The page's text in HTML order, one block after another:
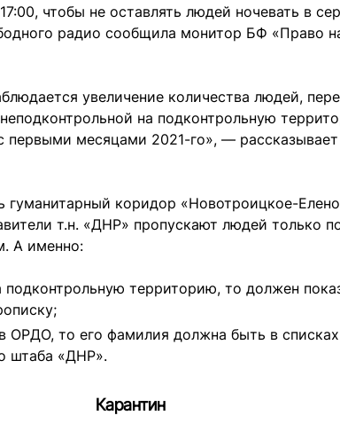
чтобы не оставлять людей ночевать в
радио сообщила монитор БФ «Право
увеличение количества людей,
на подконтрольную
первыми месяцами 2021-го», — рассказывает
гуманитарный коридор «Новотроицкое-
т.н. «ДНР» пропускают людей только
А именно:
подконтрольную территорию, то должен
ОРДО, то его фамилия должна быть в списках
штаба «ДНР».
Карантин